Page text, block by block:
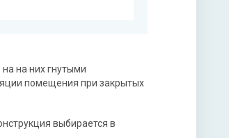
на них гнутыми
помещения при закрытых
выбирается в